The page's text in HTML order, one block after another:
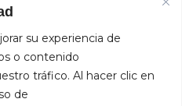
su experiencia de
o contenido
tráfico. Al hacer clic en
de
APERTURA
4:00 a. m. - 6:00 p. m.
9:00 a. m. - 6:00 p. m.